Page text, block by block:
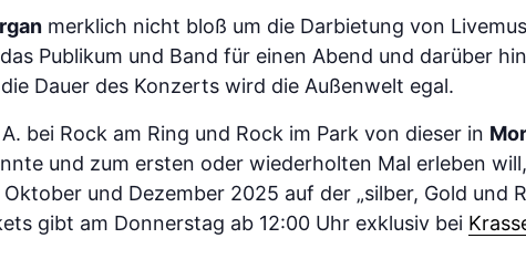
merklich nicht bloß um die Darbietung von
Publikum und Band für einen Abend und darüber
Dauer des Konzerts wird die Außenwelt egal.
bei Rock am Ring und Rock im Park von dieser in
und zum ersten oder wiederholten Mal erleben
und Dezember 2025 auf der „silber, Gold und
gibt am Donnerstag ab 12:00 Uhr exklusiv bei